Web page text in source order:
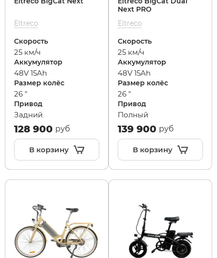
Wellness
Wenbo
Yokamura
Xiaomi
Eltreco
Скорость
25 км/ч
Аккумулятор
48V 15Ah
Размер колёс
26 "
Привод
Задний
128 900 руб
В корзину
Next PRO
Eltreco
Скорость
25 км/ч
Аккумулятор
48V 15Ah
Размер колёс
26 "
Привод
Полный
139 900 руб
В корзину